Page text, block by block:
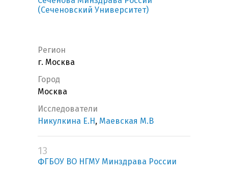
(Сеченовский Университет)
Регион
г. Москва
Город
Москва
Исследователи
Никулкина Е.Н , Маевская М.В
13
ФГБОУ ВО НГМУ Минздрава России